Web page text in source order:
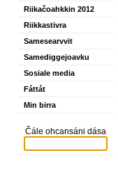
Riikačoahkkin 2012
Riikkastivra
Samesearvvit
Samediggejoavku
Sosiale media
Fáttát
Min birra
Čále ohcansáni dása